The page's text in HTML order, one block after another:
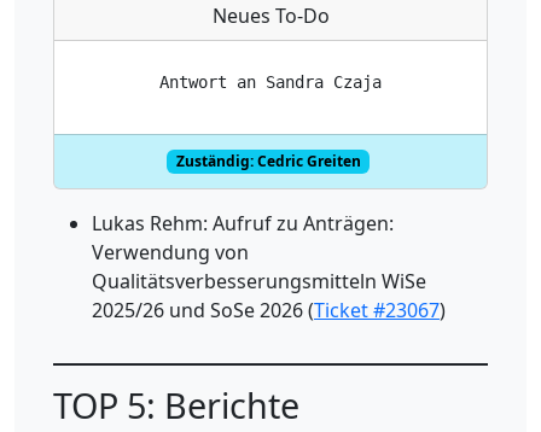
Neues To-Do
Zuständig: Cedric Greiten
Lukas Rehm: Aufruf zu Anträgen:
Verwendung von
Qualitätsverbesserungsmitteln WiSe
2025/26 und SoSe 2026 (Ticket #23067)
TOP 5: Berichte